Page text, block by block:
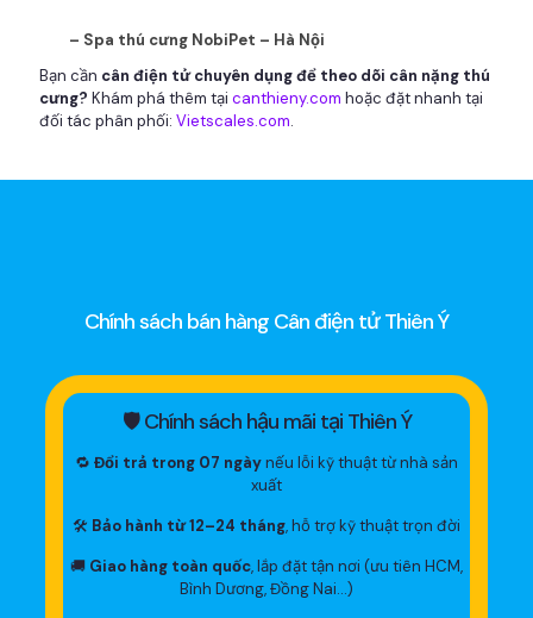
– Spa thú cưng NobiPet – Hà Nội
Bạn cần cân điện tử chuyên dụng để theo dõi cân nặng thú
cưng? Khám phá thêm tại canthieny.com hoặc đặt nhanh tại
đối tác phân phối: Vietscales.com.
Chính sách bán hàng Cân điện tử Thiên Ý
🛡 Chính sách hậu mãi tại Thiên Ý
🔁 Đổi trả trong 07 ngàynếu lỗi kỹ thuật từ nhà sản
xuất
🛠 Bảo hành từ 12–24 tháng, hỗ trợ kỹ thuật trọn đời
🚚 Giao hàng toàn quốc, lắp đặt tận nơi (ưu tiên HCM,
Bình Dương, Đồng Nai…)